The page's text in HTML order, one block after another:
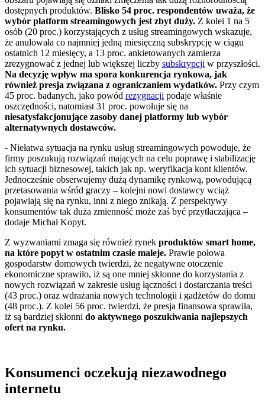
dostępnych produktów. Blisko 54 proc. respondentów uważa, że
wybór platform streamingowych jest zbyt duży. Z kolei 1 na 5
osób (20 proc.) korzystających z usług streamingowych wskazuje,
że anulowała co najmniej jedną miesięczną subskrypcję w ciągu
ostatnich 12 miesięcy, a 13 proc. ankietowanych zamierza
zrezygnować z jednej lub większej liczby subskrypcji w przyszłości.
Na decyzję wpływ ma spora konkurencja rynkowa, jak
również presja związana z ograniczaniem wydatków. Przy czym
45 proc. badanych, jako powód rezygnacji podaje właśnie
oszczędności, natomiast 31 proc. powołuje się na
niesatysfakcjonujące zasoby danej platformy lub wybór
alternatywnych dostawców.
- Niełatwa sytuacja na rynku usług streamingowych powoduje, że
firmy poszukują rozwiązań mających na celu poprawę i stabilizację
ich sytuacji biznesowej, takich jak np. weryfikacja kont klientów.
Jednocześnie obserwujemy dużą dynamikę rynkową, powodującą
przetasowania wśród graczy – kolejni nowi dostawcy wciąż
pojawiają się na rynku, inni z niego znikają. Z perspektywy
konsumentów tak duża zmienność może zaś być przytłaczająca –
dodaje Michał Kopyt.
Z wyzwaniami zmaga się również rynek produktów smart home,
na które popyt w ostatnim czasie maleje. Prawie połowa
gospodarstw domowych twierdzi, że negatywne otoczenie
ekonomiczne sprawiło, iż są one mniej skłonne do korzystania z
nowych rozwiązań w zakresie usług łączności i dostarczania treści
(43 proc.) oraz wdrażania nowych technologii i gadżetów do domu
(48 proc.). Z kolei 56 proc. twierdzi, że presja finansowa sprawiła,
iż są bardziej skłonni do aktywnego poszukiwania najlepszych
ofert na rynku.
Konsumenci oczekują niezawodnego
internetu